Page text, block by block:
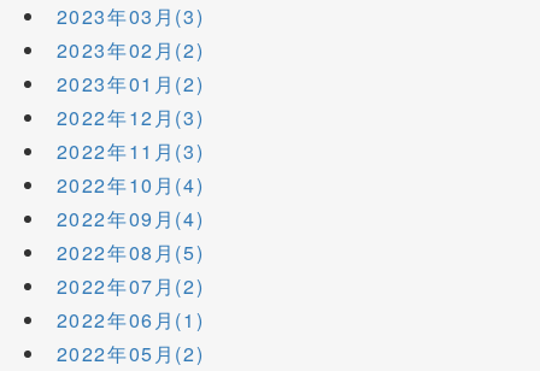
2023年03月(3)
2023年02月(2)
2023年01月(2)
2022年12月(3)
2022年11月(3)
2022年10月(4)
2022年09月(4)
2022年08月(5)
2022年07月(2)
2022年06月(1)
2022年05月(2)